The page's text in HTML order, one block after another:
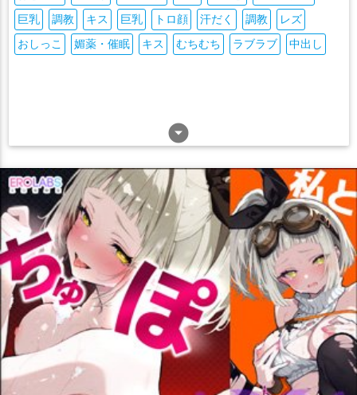
arrow_drop_down_circle
巨乳
調教 キス 巨乳 トロ顔 汗だく 調教
レズ
おしっこ
媚薬・催眠 キス むちむち ラブラブ 中出し